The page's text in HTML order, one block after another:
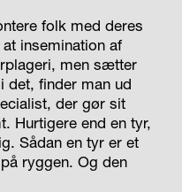
folk med deres
insemination af
men sætter
det, finder man ud
der gør sit
Hurtigere end en tyr,
Sådan en tyr er et
ryggen. Og den